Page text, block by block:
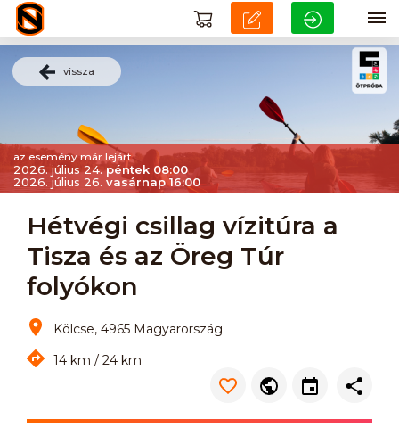
vissza
az esemény már lejárt
2026. július 24. péntek 08:00
2026. július 26. vasárnap 16:00
Hétvégi csillag vízitúra a
Tisza és az Öreg Túr
folyókon
Kölcse, 4965 Magyarország
14 km / 24 km